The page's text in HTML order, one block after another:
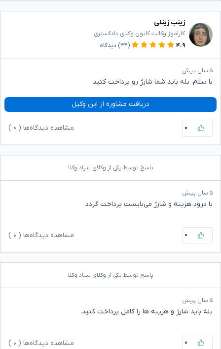
زینب زینلی
کارآموز وکالت کانون وکلای دادگستری
۴.۹
(۳۴) دیدگاه
۵ سال پیش
با سلام، بله باید شما شارژ رو پرداخت کنید
دریافت مشاوره از این وکیل
۰ مشاهده دیدگاه‌ها ( ۰
پاسخ توسط یکی از وکلای بنیاد وکلا
۵ سال پیش
با درود هزینه و شارژ می‌بایست پرداخت گردد
۰ مشاهده دیدگاه‌ها ( ۰
پاسخ توسط یکی از وکلای بنیاد وکلا
۵ سال پیش
بله باید شارژ و هزینه ها را کامل پرداخت کنید.
۰ مشاهده دیدگاه‌ها ( ۰